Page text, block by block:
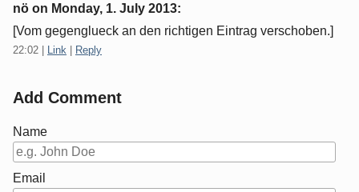
nö on Monday, 1. July 2013:
[Vom gegenglueck an den richtigen Eintrag verschoben.]
22:02 Link Reply
Add Comment
Name
Email